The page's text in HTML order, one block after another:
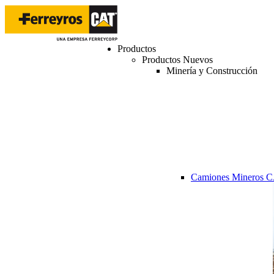
Productos
Productos Nuevos
Minería y Construcción
Camiones Mineros